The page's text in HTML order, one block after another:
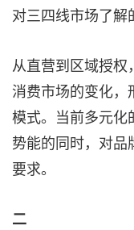
对三四线市场了解
从直营到区域授
消费市场的变化，
模式。当前多元化
势能的同时，对
要求。
二